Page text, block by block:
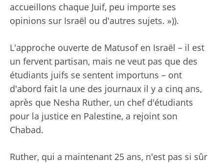
accueillons chaque Juif, peu importe ses
opinions sur Israël ou d'autres sujets. »)).
L'approche ouverte de Matusof en Israël – il est
un fervent partisan, mais ne veut pas que des
étudiants juifs se sentent importuns – ont
d'abord fait la une des journaux il y a cinq ans,
après que Nesha Ruther, un chef d'étudiants
pour la justice en Palestine, a rejoint son
Chabad.
Ruther, qui a maintenant 25 ans, n'est pas si sûr